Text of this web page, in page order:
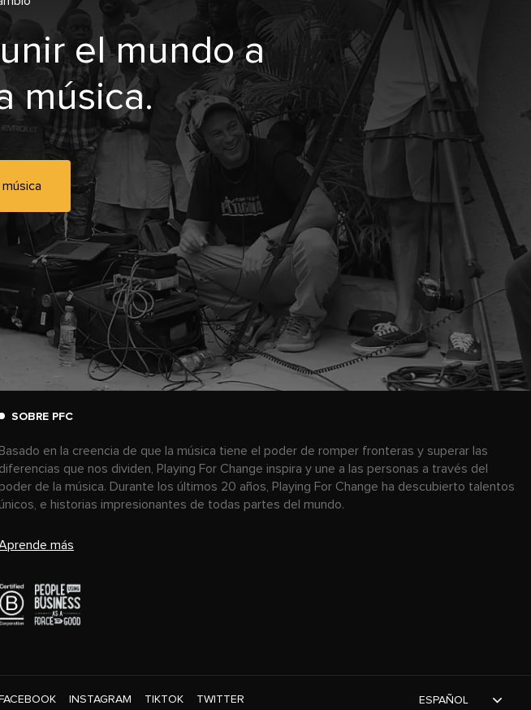
el mundo a
música.
SOBRE PFC
Basado en la creencia de que la música tiene el poder de romper fronteras y superar las
diferencias que nos dividen, Playing For Change inspira y une a las personas a través del
poder de la música. Durante los últimos 20 años, Playing For Change ha descubierto talentos
únicos, e historias impresionantes de todas partes del mundo.
más
FACEBOOK INSTAGRAM TIKTOK TWITTER ESPAÑOL